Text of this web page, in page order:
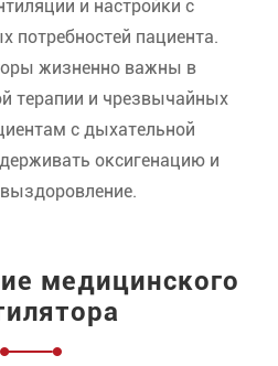
и настройки с
потребностей пациента.
жизненно важны в
терапии и чрезвычайных
с дыхательной
оксигенацию и
медицинского